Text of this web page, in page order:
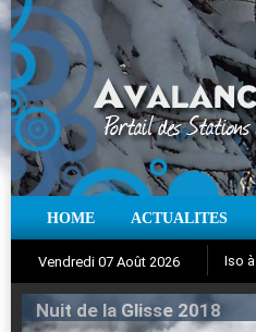
HOME ACTUALITES
Vendredi 07 Août 2026 Iso à
Nuit de la Glisse 2018